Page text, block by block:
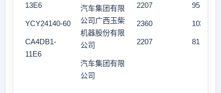
13E6
YCY24140-60
CA4DB1-
11E6
汽车集团有限
公司广西玉柴
机器股份有限
公司
汽车集团有限
公司
2207
2360
2207
95
103
81